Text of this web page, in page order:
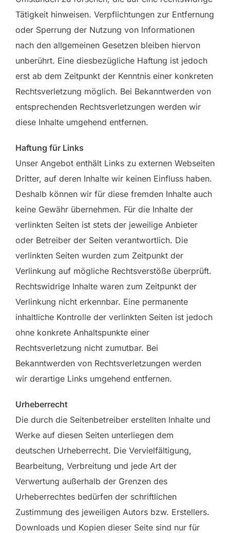
Tätigkeit hinweisen. Verpflichtungen zur Entfernung
oder Sperrung der Nutzung von Informationen
nach den allgemeinen Gesetzen bleiben hiervon
unberührt. Eine diesbezügliche Haftung ist jedoch
erst ab dem Zeitpunkt der Kenntnis einer konkreten
Rechtsverletzung möglich. Bei Bekanntwerden von
entsprechenden Rechtsverletzungen werden wir
diese Inhalte umgehend entfernen.
Haftung für Links
Unser Angebot enthält Links zu externen Webseiten
Dritter, auf deren Inhalte wir keinen Einfluss haben.
Deshalb können wir für diese fremden Inhalte auch
keine Gewähr übernehmen. Für die Inhalte der
verlinkten Seiten ist stets der jeweilige Anbieter
oder Betreiber der Seiten verantwortlich. Die
verlinkten Seiten wurden zum Zeitpunkt der
Verlinkung auf mögliche Rechtsverstöße überprüft.
Rechtswidrige Inhalte waren zum Zeitpunkt der
Verlinkung nicht erkennbar. Eine permanente
inhaltliche Kontrolle der verlinkten Seiten ist jedoch
ohne konkrete Anhaltspunkte einer
Rechtsverletzung nicht zumutbar. Bei
Bekanntwerden von Rechtsverletzungen werden
wir derartige Links umgehend entfernen.
Urheberrecht
Die durch die Seitenbetreiber erstellten Inhalte und
Werke auf diesen Seiten unterliegen dem
deutschen Urheberrecht. Die Vervielfältigung,
Bearbeitung, Verbreitung und jede Art der
Verwertung außerhalb der Grenzen des
Urheberrechtes bedürfen der schriftlichen
Zustimmung des jeweiligen Autors bzw. Erstellers.
Downloads und Kopien dieser Seite sind nur für